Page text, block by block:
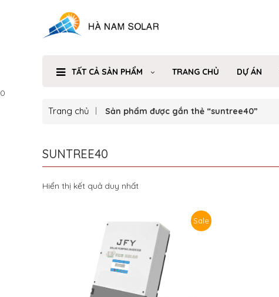
TẤT CẢ SẢN PHẨM TRANG CHỦ DỰ ÁN
0
Trang chủ Sản phẩm được gắn thẻ “suntree40”
SUNTREE40
Hiển thị kết quả duy nhất
Sale